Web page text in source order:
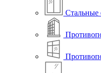
Стальные